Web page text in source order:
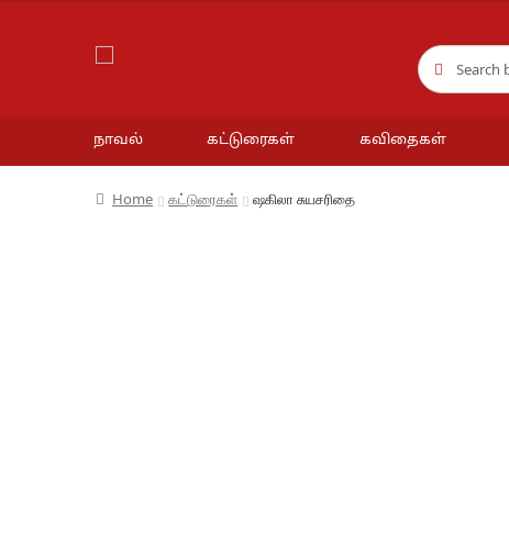
Search
for:
Search
நாவல் கட்டுரைகள் கவிதைகள்
Home கட்டுரைகள் ஷகிலா சுயசரிதை